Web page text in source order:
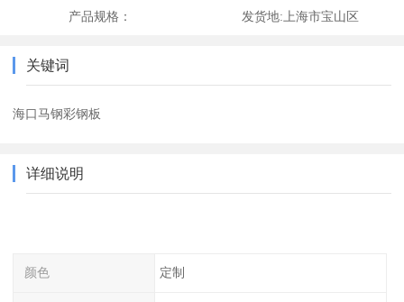
产品规格： 发货地: 上海市宝山区
关键词
海口马钢彩钢板
详细说明
颜色 定制